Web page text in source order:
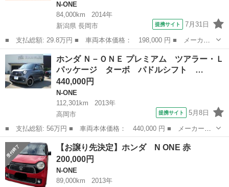
N-ONE
84,000km
2014年
新潟県 長岡市
提携サイト 7月31日
■ 支払総額: 29.8万円 ■ 車両本体価格： 198,000 円 ■ メーカー
名： ホンダ ■ 車種名： Ｎ－ＯＮＥ ■ グレード名： Ｇ・Ｌパ
ッケージ 車検整備付き アイドリングストップ 運転席エアバッ
ク 助手席エア...
新潟 長岡市 N-ONE
ホンダ Ｎ－ＯＮＥ プレミアム ツアラー・Ｌ
パッケージ ターボ パドルシフト …
440,000円
N-ONE
112,301km
2013年
高岡市
提携サイト 5月8日
■ 支払総額: 56万円 ■ 車両本体価格： 440,000 円 ■ メーカー
名： ホンダ ■ 車種名： Ｎ－ＯＮＥ ■ グレード名： プレミア
ム ツアラー・Ｌパッケージ ターボ パドルシフト 純正エアロバ
ンパー＆フォグ ...
富山 高岡市 N-ONE
【お譲り先決定】ホンダ N ONE 赤
200,000円
N-ONE
89,000km
2013年